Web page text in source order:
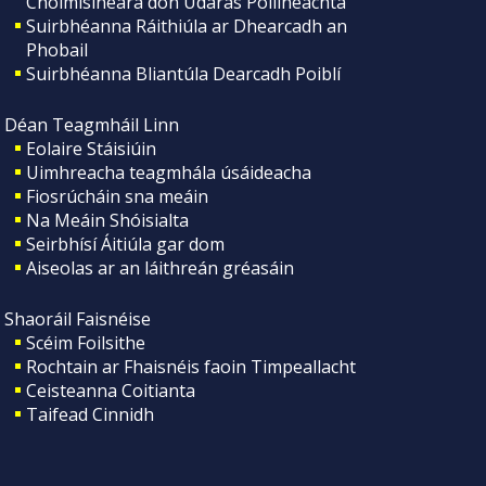
Suirbhéanna Ráithiúla ar Dhearcadh an
Phobail
Suirbhéanna Bliantúla Dearcadh Poiblí
Déan Teagmháil Linn
Eolaire Stáisiúin
Uimhreacha teagmhála úsáideacha
Fiosrúcháin sna meáin
Na Meáin Shóisialta
Seirbhísí Áitiúla gar dom
Aiseolas ar an láithreán gréasáin
Shaoráil Faisnéise
Scéim Foilsithe
Rochtain ar Fhaisnéis faoin Timpeallacht
Ceisteanna Coitianta
Taifead Cinnidh